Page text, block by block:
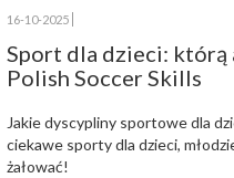
16-10-2025
Sport dla dzieci: którą
Polish Soccer Skills
Jakie dyscypliny sportowe dla
ciekawe sporty dla dzieci,
żałować!